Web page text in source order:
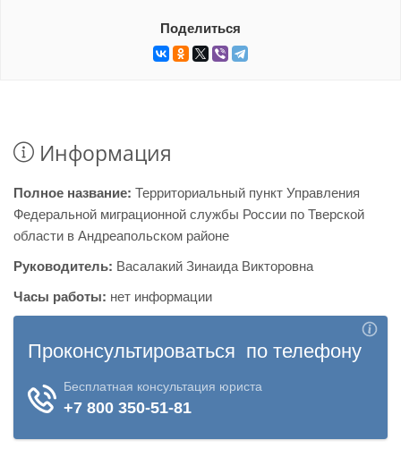
Поделиться
Информация
Полное название: Территориальный пункт Управления
Федеральной миграционной службы России по Тверской
области в Андреапольском районе
Руководитель: Васалакий Зинаида Викторовна
Часы работы: нет информации